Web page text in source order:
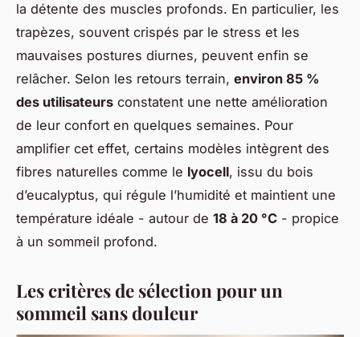
la détente des muscles profonds. En particulier, les
trapèzes, souvent crispés par le stress et les
mauvaises postures diurnes, peuvent enfin se
relâcher. Selon les retours terrain, environ 85 %
des utilisateurs constatent une nette amélioration
de leur confort en quelques semaines. Pour
amplifier cet effet, certains modèles intègrent des
fibres naturelles comme le lyocell, issu du bois
d’eucalyptus, qui régule l’humidité et maintient une
température idéale - autour de 18 à 20 °C - propice
à un sommeil profond.
Les critères de sélection pour un
sommeil sans douleur